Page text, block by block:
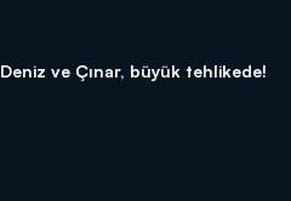
Deniz ve Çınar, büyük tehlikede!